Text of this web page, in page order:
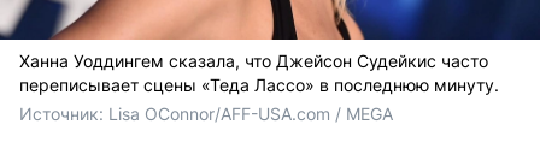
Ханна Уоддингем сказала, что Джейсон Судейкис часто
переписывает сцены «Теда Лассо» в последнюю минуту.
Источник: Lisa OConnor/AFF-USA.com / MEGA